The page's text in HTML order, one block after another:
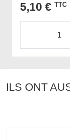
5,10 € TTC
ILS ONT